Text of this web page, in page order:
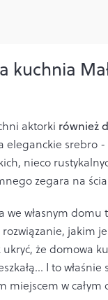
kuchnia
aktorki również
eleganckie srebro
nieco
zegara na
we własnym domu
jakim
że domowa
I to właśnie
miejscem w całym